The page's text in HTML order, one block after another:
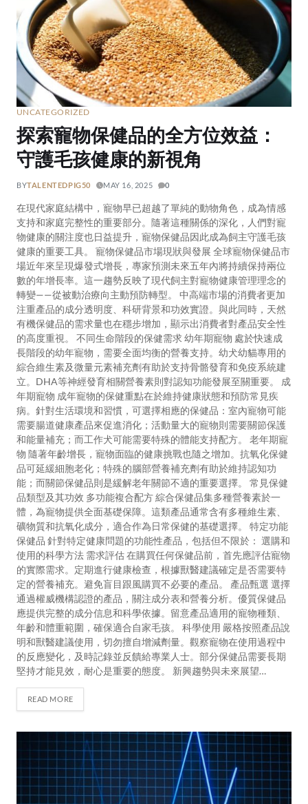
UNCATEGORIZED
探索寵物保健品的全方位效益：
守護毛孩健康的新視角
BYTALENTEDPIG50 MAY 16, 2025 0
在現代家庭結構中，寵物早已超越了單純的動物角色，成為情感
支持和家庭完整性的重要部分。隨著這種關係的深化，人們對寵
物健康的關注度也日益提升，寵物保健品因此成為飼主守護毛孩
健康的重要工具。 寵物保健品市場現狀與發展 全球寵物保健品市
場近年來呈現爆發式增長，專家預測未來五年內將持續保持兩位
數的年增長率。這一趨勢反映了現代飼主對寵物健康管理理念的
轉變——從被動治療向主動預防轉型。 中高端市場的消費者更加
注重產品的成分透明度、科研背景和功效實證。與此同時，天然
有機保健品的需求量也在穩步增加，顯示出消費者對產品安全性
的高度重視。 不同生命階段的保健需求 幼年期寵物 處於快速成
長階段的幼年寵物，需要全面均衡的營養支持。幼犬幼貓專用的
綜合維生素及微量元素補充劑有助於支持骨骼發育和免疫系統建
立。DHA等神經發育相關營養素則對認知功能發展至關重要。 成
年期寵物 成年寵物的保健重點在於維持健康狀態和預防常見疾
病。針對生活環境和習慣，可選擇相應的保健品：室內寵物可能
需要腸道健康產品來促進消化；活動量大的寵物則需要關節保護
和能量補充；而工作犬可能需要特殊的體能支持配方。 老年期寵
物 隨著年齡增長，寵物面臨的健康挑戰也隨之增加。抗氧化保健
品可延緩細胞老化；特殊的腦部營養補充劑有助於維持認知功
能；而關節保健品則是緩解老年關節不適的重要選擇。 常見保健
品類型及其功效 多功能複合配方 綜合保健品集多種營養素於一
體，為寵物提供全面基礎保障。這類產品通常含有多種維生素、
礦物質和抗氧化成分，適合作為日常保健的基礎選擇。 特定功能
保健品 針對特定健康問題的功能性產品，包括但不限於： 選購和
使用的科學方法 需求評估 在購買任何保健品前，首先應評估寵物
的實際需求。定期進行健康檢查，根據獸醫建議確定是否需要特
定的營養補充。避免盲目跟風購買不必要的產品。 產品甄選 選擇
通過權威機構認證的產品，關注成分表和營養分析。優質保健品
應提供完整的成分信息和科學依據。留意產品適用的寵物種類、
年齡和體重範圍，確保適合自家毛孩。 科學使用 嚴格按照產品說
明和獸醫建議使用，切勿擅自增減劑量。觀察寵物在使用過程中
的反應變化，及時記錄並反饋給專業人士。部分保健品需要長期
堅持才能見效，耐心是重要的態度。 新興趨勢與未來展望…
READ MORE